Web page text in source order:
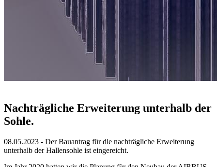
Nachträgliche Erweiterung unterhalb der
Sohle.
08.05.2023 - Der Bauantrag für die nachträgliche Erweiterung
unterhalb der Hallensohle ist eingereicht.